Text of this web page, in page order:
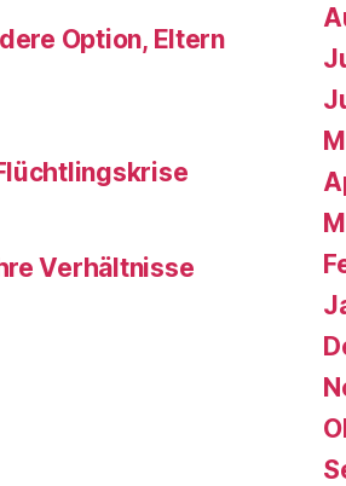
Option, Eltern
Verhältnisse